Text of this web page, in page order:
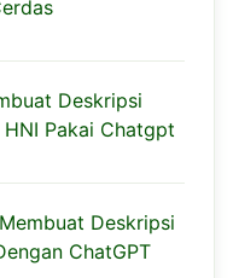
Deskripsi
HNI Pakai Chatgpt
Deskripsi
ChatGPT